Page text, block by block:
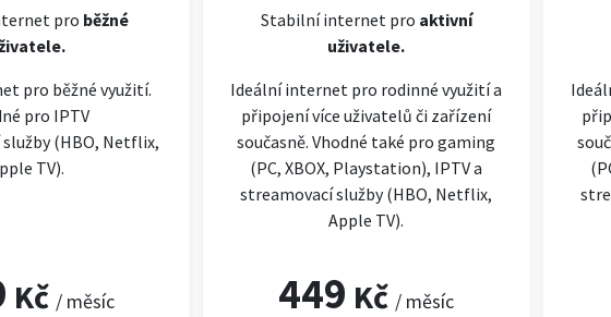
pro běžné
pro běžné využití.
pro IPTV
(HBO, Netflix,
TV).
Kč / měsíc
Stabilní internet pro aktivní
uživatele.
Ideální internet pro rodinné využití a
připojení více uživatelů či zařízení
současně. Vhodné také pro gaming
(PC, XBOX, Playstation), IPTV a
streamovací služby (HBO, Netflix,
Apple TV).
449 Kč / měsíc